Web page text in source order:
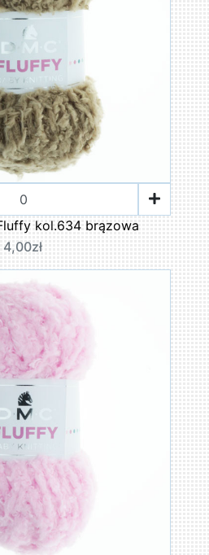
kol.634 brązowa
4,00zł